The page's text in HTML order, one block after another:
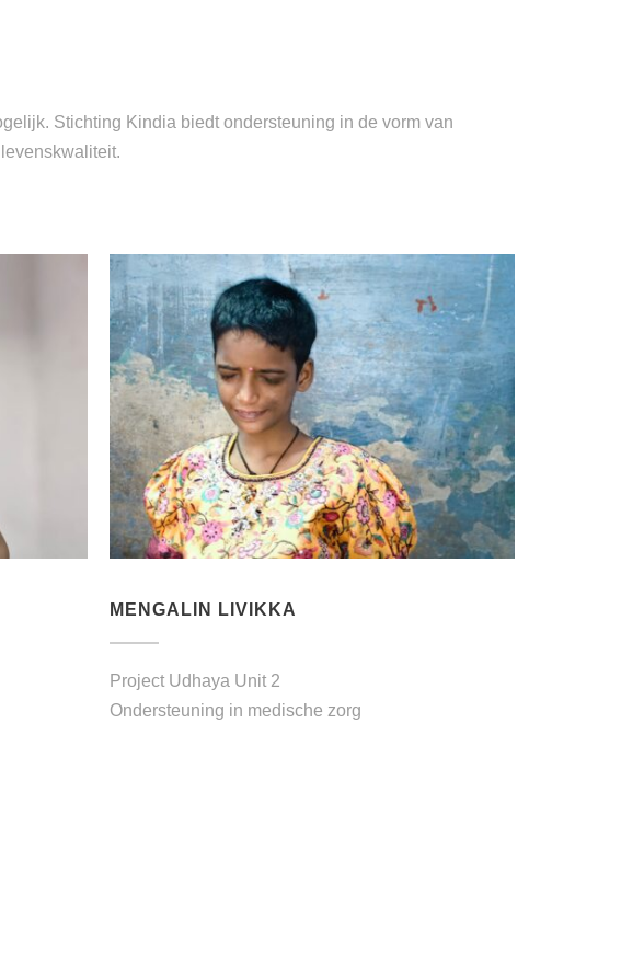
Stichting Kindia biedt ondersteuning in de vorm van
MENGALIN LIVIKKA
Project Udhaya Unit 2
Ondersteuning in medische zorg